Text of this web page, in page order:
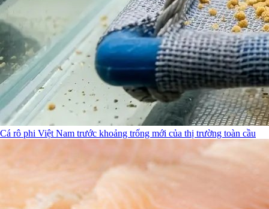
Cá rô phi Việt Nam trước khoảng trống mới của thị trường toàn cầu